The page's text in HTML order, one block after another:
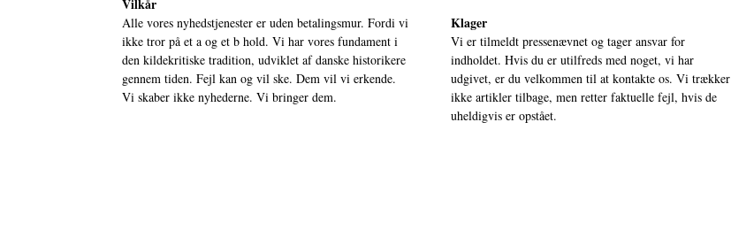
Vilkår
Alle vores nyhedstjenester er uden betalingsmur. Fordi vi
ikke tror på et a og et b hold. Vi har vores fundament i
den kildekritiske tradition, udviklet af danske historikere
gennem tiden. Fejl kan og vil ske. Dem vil vi erkende.
Vi skaber ikke nyhederne. Vi bringer dem.
Klager
Vi er tilmeldt pressenævnet og tager ansvar for
indholdet. Hvis du er utilfreds med noget, vi har
udgivet, er du velkommen til at kontakte os. Vi trækker
ikke artikler tilbage, men retter faktuelle fejl, hvis de
uheldigvis er opstået.